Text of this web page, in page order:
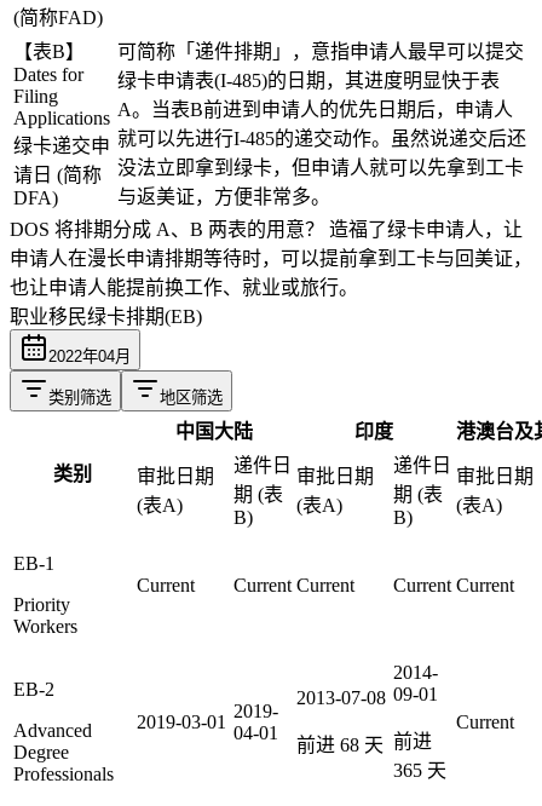
(简称FAD)
【表B】
Dates for
Filing
Applications
绿卡递交申
请日 (简称
DFA)
可简称「递件排期」，意指申请人最早可以提交
绿卡申请表(I-485)的日期，其进度明显快于表
A。当表B前进到申请人的优先日期后，申请人
就可以先进行I-485的递交动作。虽然说递交后还
没法立即拿到绿卡，但申请人就可以先拿到工卡
与返美证，方便非常多。
DOS 将排期分成 A、B 两表的用意？
造福了绿卡申请人，让
申请人在漫长申请排期等待时，可以提前拿到工卡与回美证，
也让申请人能提前换工作、就业或旅行。
职业移民绿卡排期(EB)
2022年04月
类别筛选 地区筛选
类别
中国大陆 印度 港澳台及
审批日期
(表A)
递件日
期 (表
B)
审批日期
(表A)
递件日
期 (表
B)
审批日期
(表A)
EB-1
Priority
Workers
Current Current Current Current Current
EB-2
Advanced
Degree
Professionals
2019-03-01
2019-
04-01
2013-07-08
前进 68 天
2014-
09-01
前进
365 天
Current